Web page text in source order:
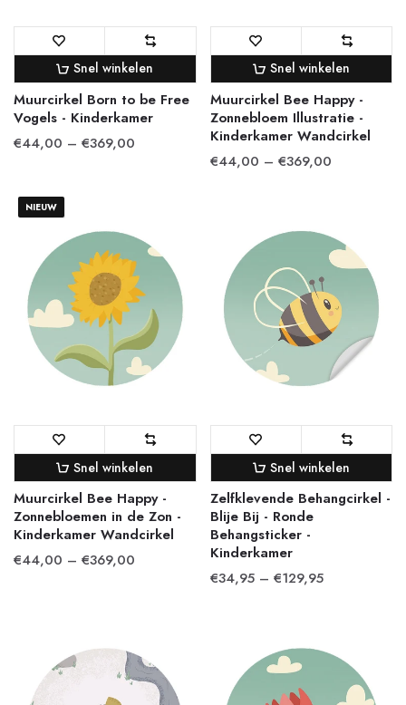
Snel winkelen
Muurcirkel Born to be Free
Vogels - Kinderkamer
€44,00 – €369,00
Snel winkelen
Muurcirkel Bee Happy -
Zonnebloem Illustratie -
Kinderkamer Wandcirkel
€44,00 – €369,00
NIEUW
Snel winkelen
Muurcirkel Bee Happy -
Zonnebloemen in de Zon -
Kinderkamer Wandcirkel
€44,00 – €369,00
Snel winkelen
Zelfklevende Behangcirkel -
Blije Bij - Ronde
Behangsticker -
Kinderkamer
€34,95 – €129,95